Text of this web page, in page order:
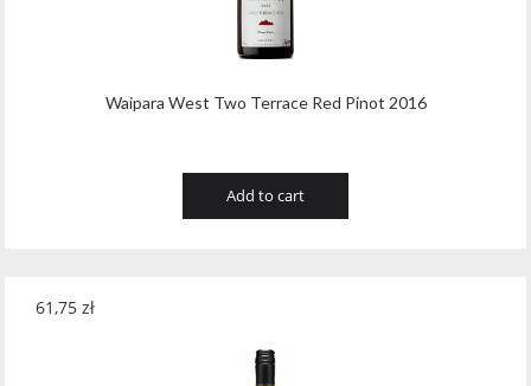
Waipara West Two Terrace Red Pinot 2016
Add to cart
61,75 zł